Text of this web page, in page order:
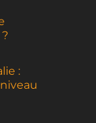
: